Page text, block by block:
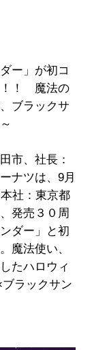
ー」が初コ
！！ 魔法の
ブラックサ
市、社長：
ナツは、9月
社：東京都
発売３０周
ダー」と初
魔法使い、
たハロウィ
ラックサン